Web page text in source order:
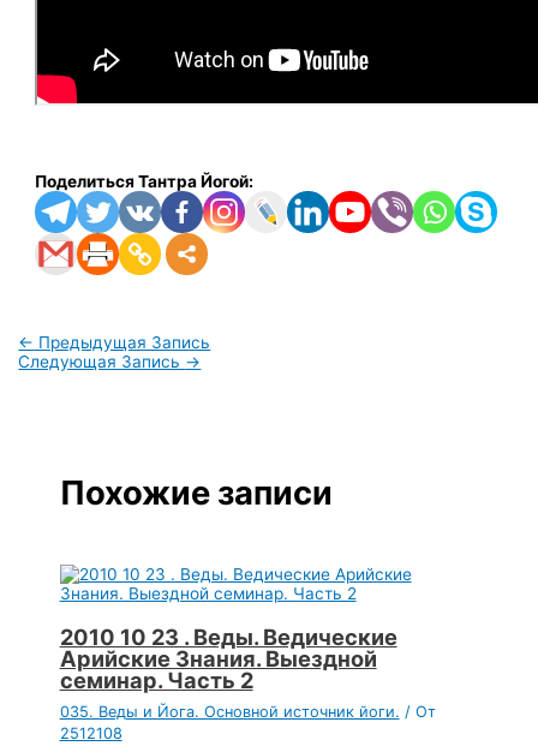
Поделиться Тантра Йогой:
← Предыдущая Запись
Следующая Запись →
Похожие записи
2010 10 23 . Веды. Ведические
Арийские Знания. Выездной
семинар. Часть 2
035. Веды и Йога. Основной источник йоги. / От
2512108